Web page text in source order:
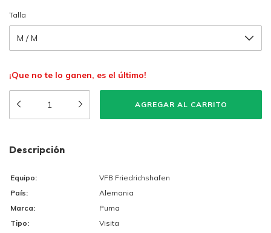
Talla
¡Que no te lo ganen, es el último!
Descripción
Equipo:
VFB Friedrichshafen
País:
Alemania
Marca:
Puma
Tipo:
Visita